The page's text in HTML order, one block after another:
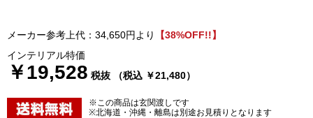
メーカー参考上代：34,650円より
【38%OFF!!】
インテリアル特価
￥19,528 税抜 （税込 ￥21,480）
※この商品は玄関渡しです
※北海道・沖縄・離島は別途お見積りとなります